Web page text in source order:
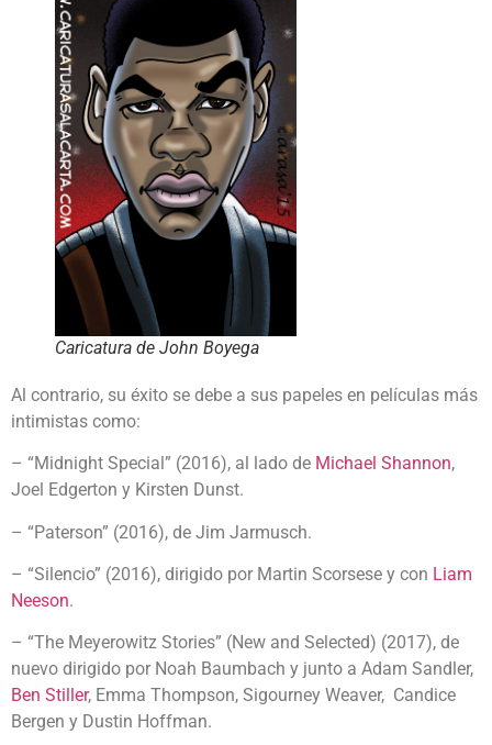
Caricatura de John Boyega
Al contrario, su éxito se debe a sus papeles en películas más
intimistas como:
– “Midnight Special” (2016), al lado de Michael Shannon,
Joel Edgerton y Kirsten Dunst.
– “Paterson” (2016), de Jim Jarmusch.
– “Silencio” (2016), dirigido por Martin Scorsese y con Liam
Neeson.
– “The Meyerowitz Stories” (New and Selected) (2017), de
nuevo dirigido por Noah Baumbach y junto a Adam Sandler,
Ben Stiller, Emma Thompson, Sigourney Weaver, Candice
Bergen y Dustin Hoffman.